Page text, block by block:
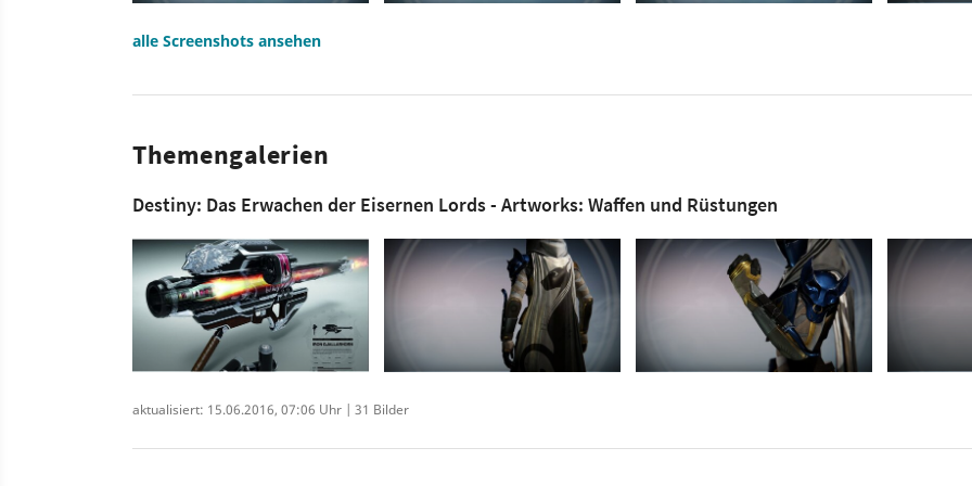
alle Screenshots ansehen
Themengalerien
Destiny: Das Erwachen der Eisernen Lords - Artworks: Waffen und Rüstungen
aktualisiert: 15.06.2016, 07:06 Uhr | 31 Bilder